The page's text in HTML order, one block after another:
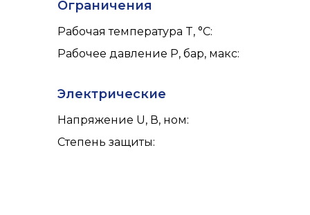
Ограничения
Рабочая температура T, °C:
Рабочее давление P, бар, макс:
Электрические
Напряжение U, В, ном:
Степень защиты: